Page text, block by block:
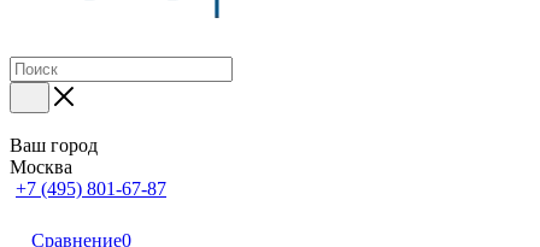
Ваш город
Москва
+7 (495) 801-67-87
Сравнение0